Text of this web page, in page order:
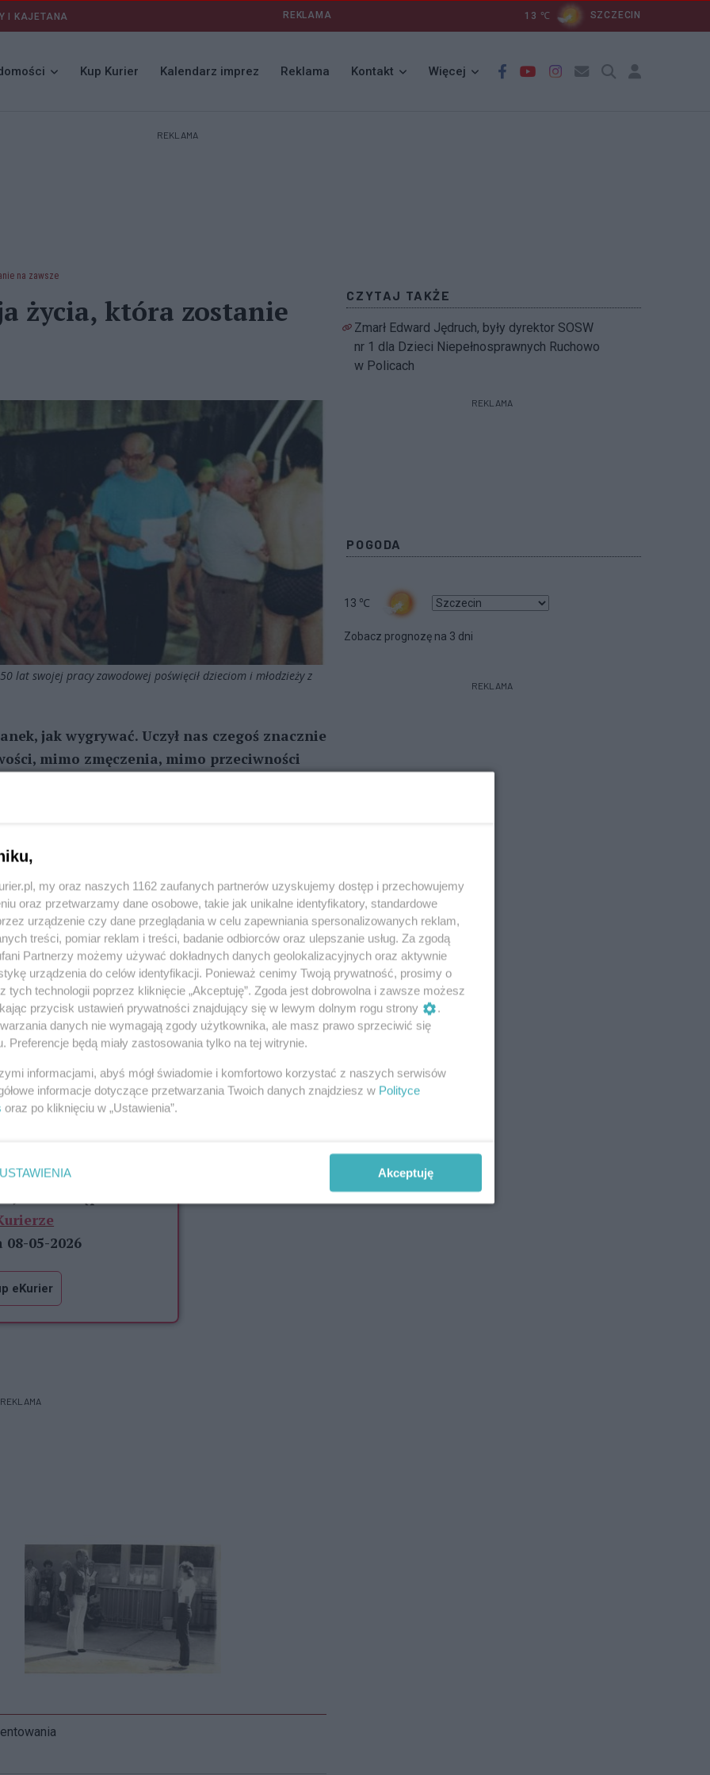
I KAJETANA REKLAMA 13 ℃ SZCZECIN
Kup Kurier Kalendarz imprez Reklama Kontakt Więcej
REKLAMA
na zawsze
życia, która zostanie
lat swojej pracy zawodowej poświęcił dzieciom i młodzieży z
jak wygrywać. Uczył nas czegoś znacznie
mimo zmęczenia, mimo przeciwności
trudności, ale na tym, by się nie zatrzymać,
już nie ma, jego słowa i postawa zostają
jest, by iść naprzód - krok po
REKLAMA
pełen wiary w drugiego człowieka. Był
potrafiłem dostrzec. I chyba właśnie za to
również w działalność społeczną i charytatywną.
niosącej pomoc potrzebującym na całym
znajdowało wyraz także w pracy
także coś znacznie trwalszego:
83%
08-05-2026
eKurier
REKLAMA
CZYTAJ TAKŻE
Zmarł Edward Jędruch, były dyrektor SOSW
nr 1 dla Dzieci Niepełnosprawnych Ruchowo
w Policach
REKLAMA
POGODA
13 ℃
Zobacz prognozę na 3 dni
REKLAMA
my oraz naszych 1162 zaufanych partnerów uzyskujemy dostęp i przechowujemy
oraz przetwarzamy dane osobowe, takie jak unikalne identyfikatory, standardowe
urządzenie czy dane przeglądania w celu zapewniania spersonalizowanych reklam,
treści, pomiar reklam i treści, badanie odbiorców oraz ulepszanie usług. Za zgodą
Partnerzy możemy używać dokładnych danych geolokalizacyjnych oraz aktywnie
urządzenia do celów identyfikacji. Ponieważ cenimy Twoją prywatność, prosimy o
tych technologii poprzez kliknięcie „Akceptuję”. Zgoda jest dobrowolna i zawsze możesz
przycisk ustawień prywatności znajdujący się w lewym dolnym rogu strony
.
danych nie wymagają zgody użytkownika, ale masz prawo sprzeciwić się
Preferencje będą miały zastosowania tylko na tej witrynie.
informacjami, abyś mógł świadomie i komfortowo korzystać z naszych serwisów
informacje dotyczące przetwarzania Twoich danych znajdziesz w Polityce
oraz po kliknięciu w „Ustawienia”.
USTAWIENIA Akceptuję